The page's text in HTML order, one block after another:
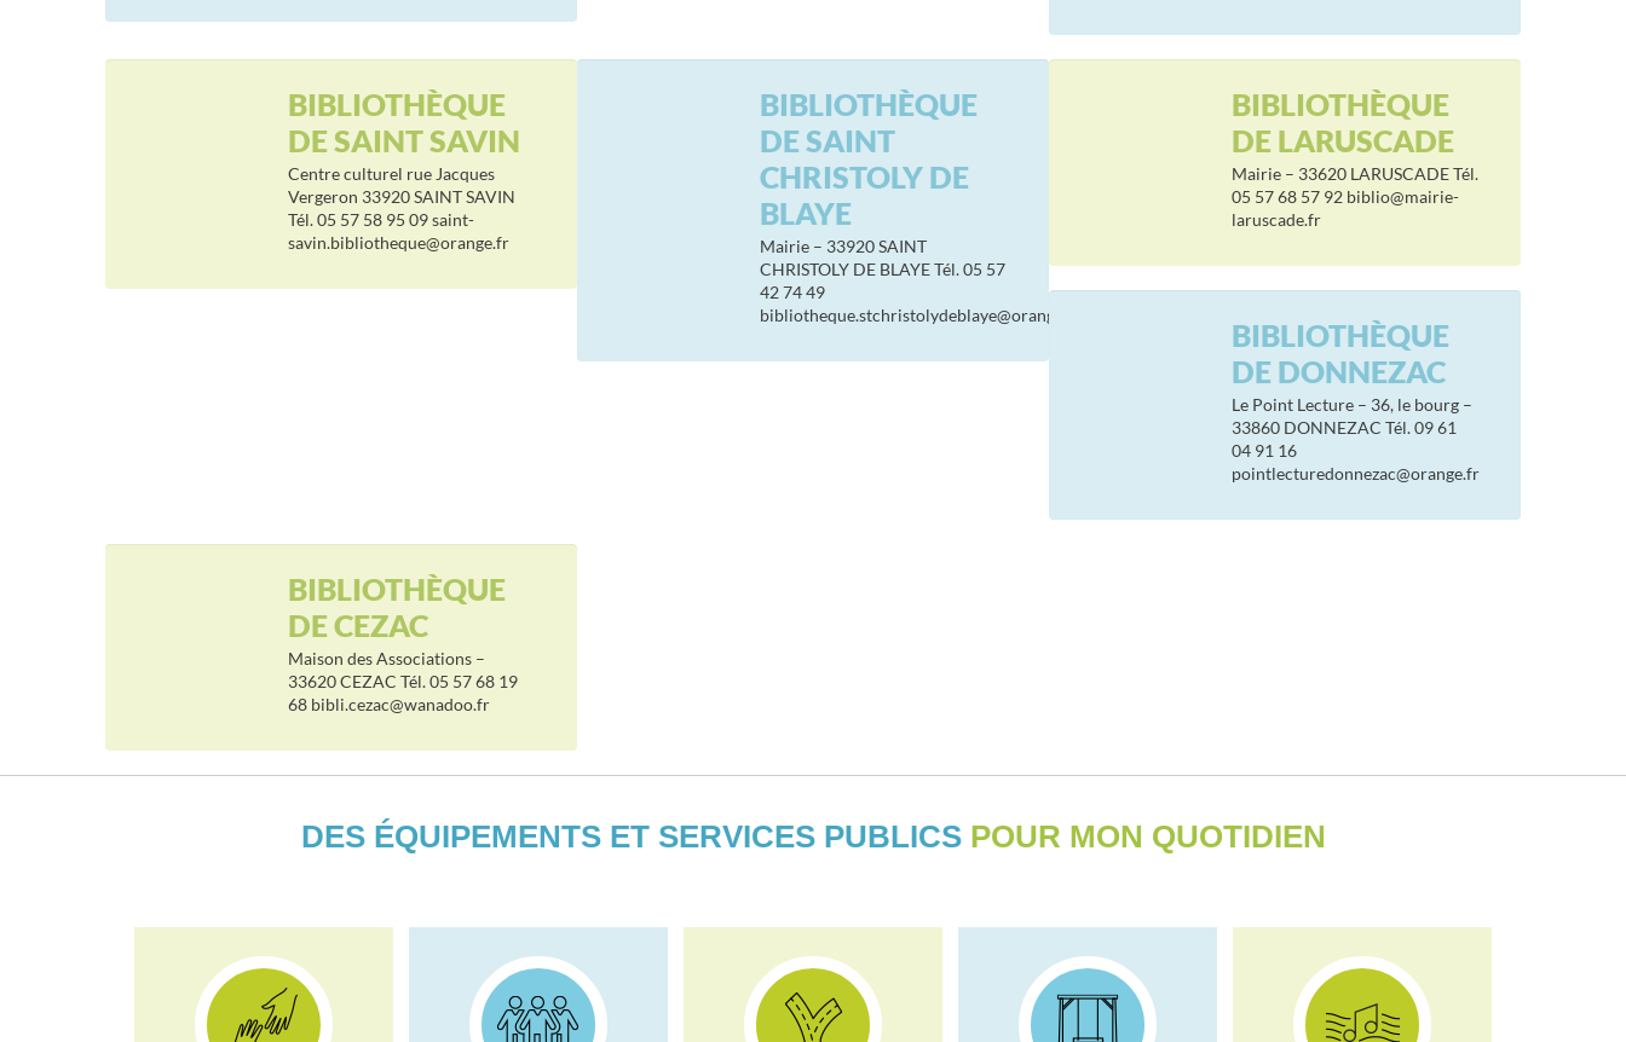
BIBLIOTHÈQUE
DE SAINT SAVIN
Centre culturel rue Jacques
Vergeron 33920 SAINT SAVIN
Tél. 05 57 58 95 09 saint-
savin.bibliotheque@orange.fr
BIBLIOTHÈQUE
DE SAINT
CHRISTOLY DE
BLAYE
Mairie – 33920 SAINT
CHRISTOLY DE BLAYE Tél. 05 57
42 74 49
bibliotheque.stchristolydeblaye@orange.fr
BIBLIOTHÈQUE
DE LARUSCADE
Mairie – 33620 LARUSCADE Tél.
05 57 68 57 92 biblio@mairie-
laruscade.fr
BIBLIOTHÈQUE
DE DONNEZAC
Le Point Lecture – 36, le bourg –
33860 DONNEZAC Tél. 09 61
04 91 16
pointlecturedonnezac@orange.fr
BIBLIOTHÈQUE
DE CEZAC
Maison des Associations –
33620 CEZAC Tél. 05 57 68 19
68 bibli.cezac@wanadoo.fr
DES ÉQUIPEMENTS ET SERVICES PUBLICSPOUR MON QUOTIDIEN